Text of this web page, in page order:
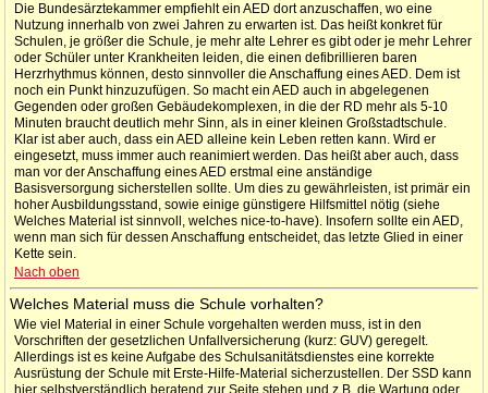
Die Bundesärztekammer empfiehlt ein AED dort anzuschaffen, wo eine
Nutzung innerhalb von zwei Jahren zu erwarten ist. Das heißt konkret für
Schulen, je größer die Schule, je mehr alte Lehrer es gibt oder je mehr Lehrer
oder Schüler unter Krankheiten leiden, die einen defibrillieren baren
Herzrhythmus können, desto sinnvoller die Anschaffung eines AED. Dem ist
noch ein Punkt hinzuzufügen. So macht ein AED auch in abgelegenen
Gegenden oder großen Gebäudekomplexen, in die der RD mehr als 5-10
Minuten braucht deutlich mehr Sinn, als in einer kleinen Großstadtschule.
Klar ist aber auch, dass ein AED alleine kein Leben retten kann. Wird er
eingesetzt, muss immer auch reanimiert werden. Das heißt aber auch, dass
man vor der Anschaffung eines AED erstmal eine anständige
Basisversorgung sicherstellen sollte. Um dies zu gewährleisten, ist primär ein
hoher Ausbildungsstand, sowie einige günstigere Hilfsmittel nötig (siehe
Welches Material ist sinnvoll, welches nice-to-have). Insofern sollte ein AED,
wenn man sich für dessen Anschaffung entscheidet, das letzte Glied in einer
Kette sein.
Nach oben
Welches Material muss die Schule vorhalten?
Wie viel Material in einer Schule vorgehalten werden muss, ist in den
Vorschriften der gesetzlichen Unfallversicherung (kurz: GUV) geregelt.
Allerdings ist es keine Aufgabe des Schulsanitätsdienstes eine korrekte
Ausrüstung der Schule mit Erste-Hilfe-Material sicherzustellen. Der SSD kann
hier selbstverständlich beratend zur Seite stehen und z.B. die Wartung oder